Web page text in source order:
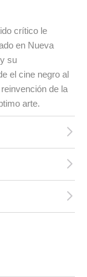
crítico le
en Nueva
su
el cine negro al
de la
arte.